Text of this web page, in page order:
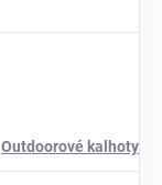
Outdoorové kalhoty